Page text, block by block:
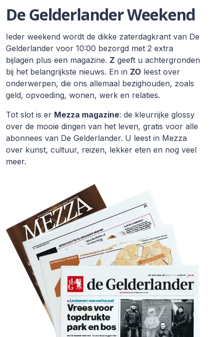
De Gelderlander Weekend
Ieder weekend wordt de dikke zaterdagkrant van De
Gelderlander voor 10:00 bezorgd met 2 extra
bijlagen plus een magazine. Z geeft u achtergronden
bij het belangrijkste nieuws. En in ZO leest over
onderwerpen, die ons allemaal bezighouden, zoals
geld, opvoeding, wonen, werk en relaties.
Tot slot is er Mezza magazine: de kleurrijke glossy
over de mooie dingen van het leven, gratis voor alle
abonnees van De Gelderlander. U leest in Mezza
over kunst, cultuur, reizen, lekker eten en nog veel
meer.